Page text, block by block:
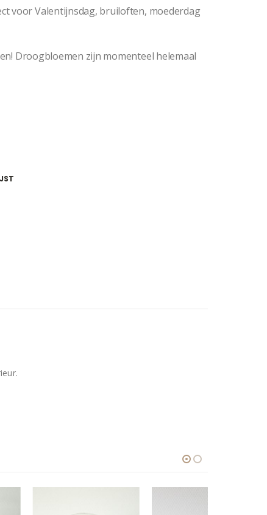
voor Valentijnsdag, bruiloften, moederdag
Droogbloemen zijn momenteel helemaal